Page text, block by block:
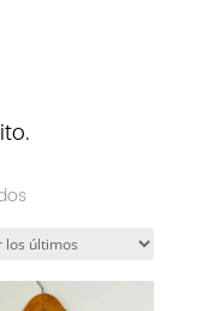
Ordenado
los
últimos